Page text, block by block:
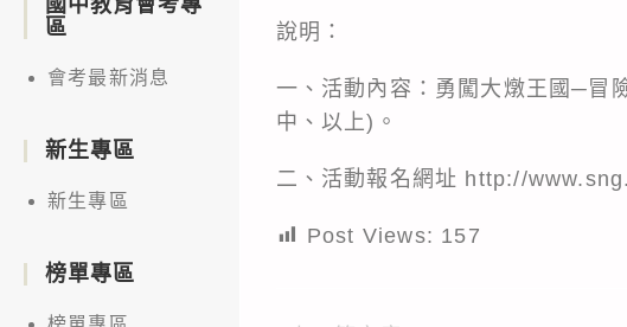
說明：
一、活動內容：勇闖大燉王國─冒
中、以上)。
二、活動報名網址 http://
Post Views: 157
區
會考最新消息
新生專區
新生專區
榜單專區